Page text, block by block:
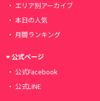
エリア別アーカイブ
本日の人気
月間ランキング
公式ページ
公式Facebook
公式LINE